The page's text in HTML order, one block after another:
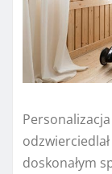
doskonałym